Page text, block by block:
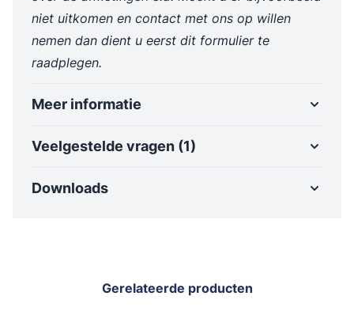
niet uitkomen en contact met ons op willen
nemen dan dient u eerst dit formulier te
raadplegen.
Meer informatie
Veelgestelde vragen (1)
Downloads
Gerelateerde producten